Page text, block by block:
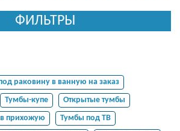
ФИЛЬТРЫ
раковину в ванную на заказ
Тумбы-купе
Открытые тумбы
прихожую
Тумбы под ТВ